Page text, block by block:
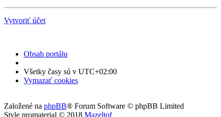
Vytvoriť účet
Obsah portálu
Všetky časy sú v UTC+02:00
Vymazať cookies
Založené na phpBB® Forum Software © phpBB Limited
Style promaterial © 2018 Mazeltof